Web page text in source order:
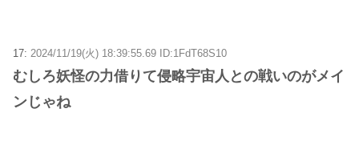
17: 2024/11/19(火) 18:39:55.69 ID:1FdT68S10
むしろ妖怪の力借りて侵略宇宙人との戦いのがメイ
ンじゃね